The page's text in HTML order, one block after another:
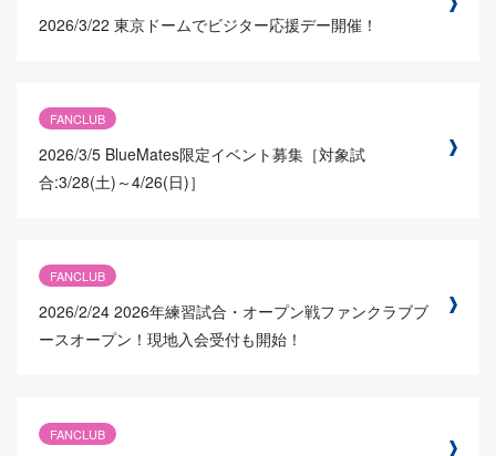
2026/3/22 東京ドームでビジター応援デー開催！
FANCLUB
2026/3/5 BlueMates限定イベント募集［対象試
合:3/28(土)～4/26(日)］
FANCLUB
2026/2/24 2026年練習試合・オープン戦ファンクラブブ
ースオープン！現地入会受付も開始！
FANCLUB